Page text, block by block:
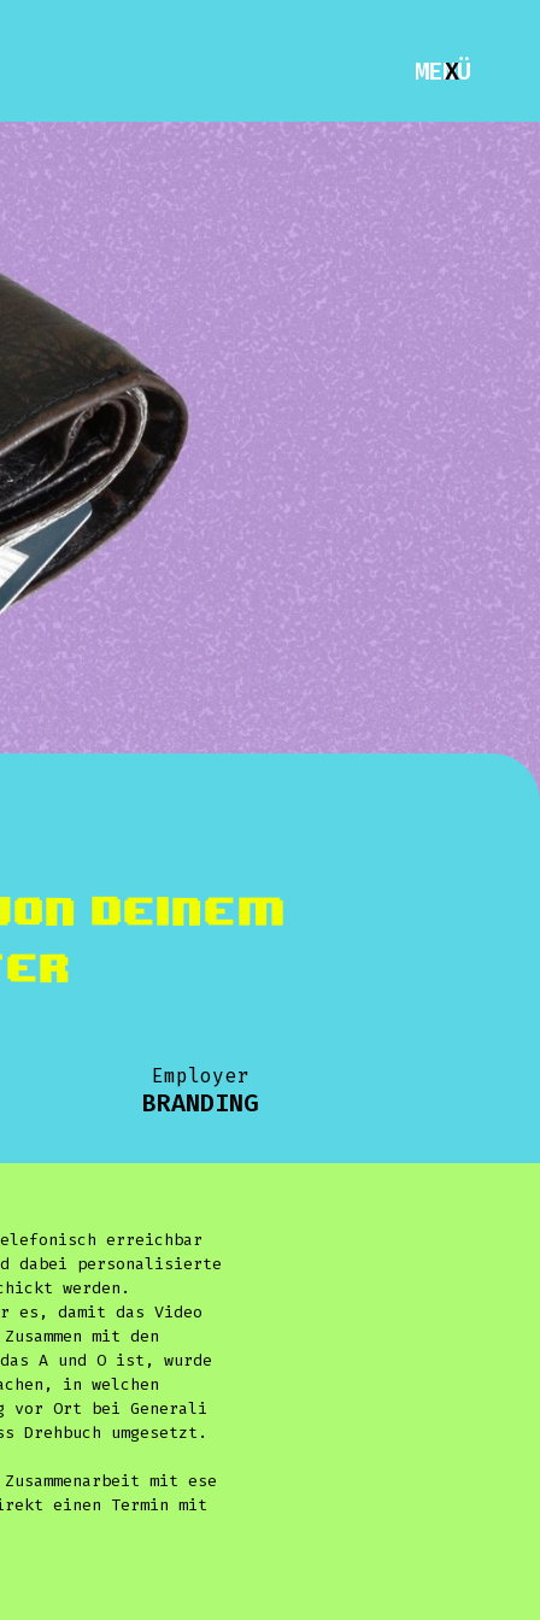
MENÜ
X
deinem
Employer
BRANDING
erreichbar
dabei personalisierte
werden.
es, damit das Video
mit den
A und O ist, wurde
in welchen
vor Ort bei Generali
Drehbuch umgesetzt.
mit ese
einen Termin mit